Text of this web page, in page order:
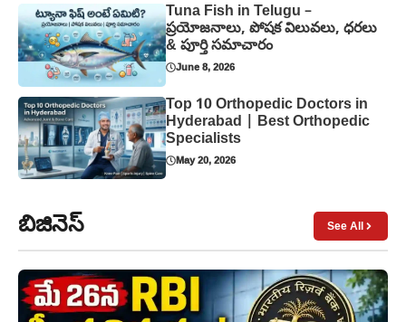
Tuna Fish in Telugu –
ప్రయోజనాలు, పోషక విలువలు, ధరలు
& పూర్తి సమాచారం
June 8, 2026
Top 10 Orthopedic Doctors in
Hyderabad | Best Orthopedic
Specialists
May 20, 2026
బిజినెస్ See All